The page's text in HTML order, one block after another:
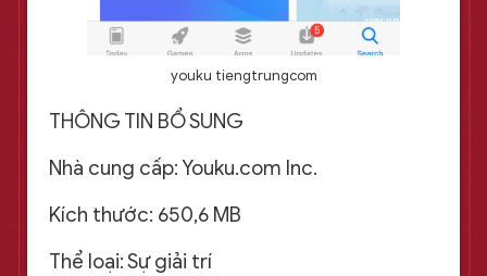
youku tiengtrungcom
THÔNG TIN BỔ SUNG
Nhà cung cấp: Youku.com Inc.
Kích thước: 650,6 MB
Thể loại: Sự giải trí